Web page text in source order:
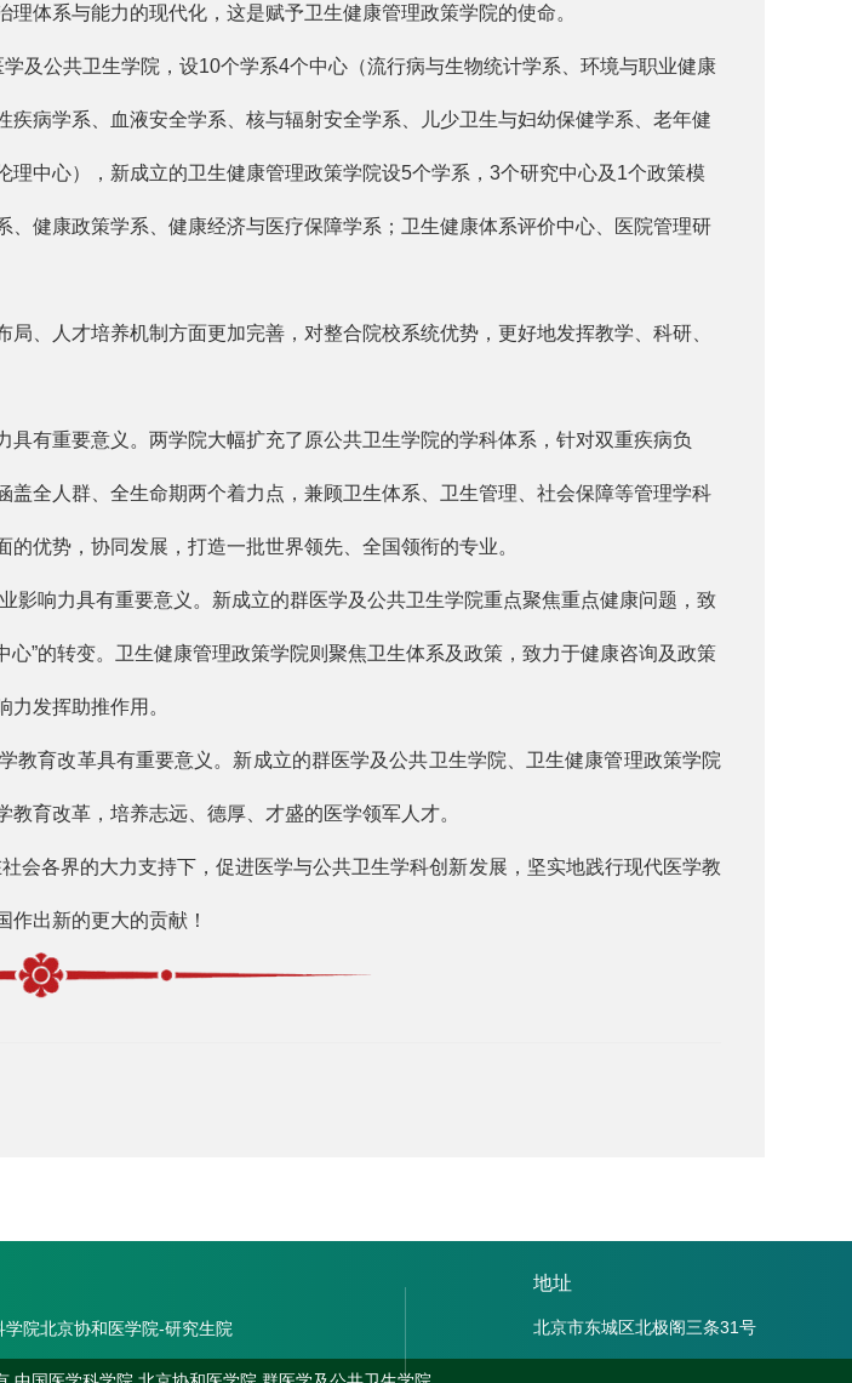
体系与能力的现代化，这是赋予卫生健康管理政策学院的使命。
公共卫生学院，设10个学系4个中心（流行病与生物统计学系、环境与职业健康
病学系、血液安全学系、核与辐射安全学系、儿少卫生与妇幼保健学系、老年健
中心），新成立的卫生健康管理政策学院设5个学系，3个研究中心及1个政策模
健康政策学系、健康经济与医疗保障学系；卫生健康体系评价中心、医院管理研
人才培养机制方面更加完善，对整合院校系统优势，更好地发挥教学、科研、
重要意义。两学院大幅扩充了原公共卫生学院的学科体系，针对双重疾病负
全人群、全生命期两个着力点，兼顾卫生体系、卫生管理、社会保障等管理学科
优势，协同发展，打造一批世界领先、全国领衔的专业。
影响力具有重要意义。新成立的群医学及公共卫生学院重点聚焦重点健康问题，致
”的转变。卫生健康管理政策学院则聚焦卫生体系及政策，致力于健康咨询及政策
发挥助推作用。
育改革具有重要意义。新成立的群医学及公共卫生学院、卫生健康管理政策学院
育改革，培养志远、德厚、才盛的医学领军人才。
各界的大力支持下，促进医学与公共卫生学科创新发展，坚实地践行现代医学教
出新的更大的贡献！
学院北京协和医学院-研究生院
地址
北京市东城区北极阁三条31号